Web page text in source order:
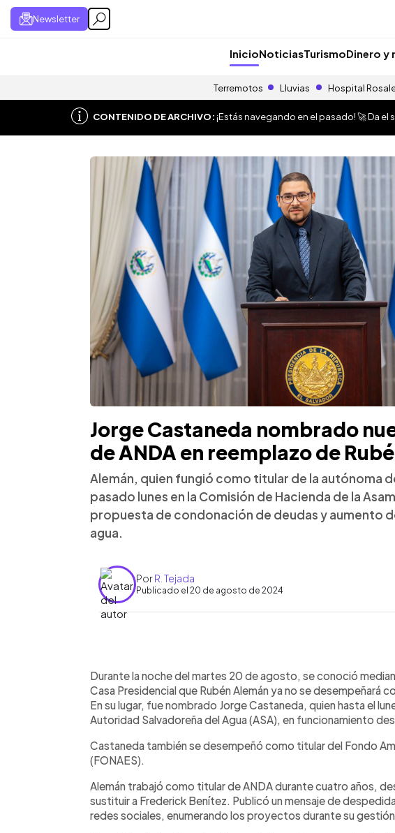
Newsletter
InicioNoticiasTurismoDinero y
Terremotos Lluvias Hospital
CONTENIDO DE ARCHIVO:¡Estás navegando en el pasado! 🚀 Da el
Jorge Castaneda nombrado
de ANDA en reemplazo de
Alemán, quien fungió como titular de la autónoma
pasado lunes en la Comisión de Hacienda de la
propuesta de condonación de deudas y aumento
agua.
PorR. Tejada
Publicado el 20 de agosto de 2024
► Escuchar artículo
Durante la noche del martes 20 de agosto, se conoció
Casa Presidencial que Rubén Alemán ya no se desempeñará
En su lugar, fue nombrado Jorge Castaneda, quien hasta el
Autoridad Salvadoreña del Agua (ASA), en funcionamiento
Castaneda también se desempeñó como titular del Fondo
(FONAES).
Alemán trabajó como titular de ANDA durante cuatro años,
sustituir a Frederick Benítez. Publicó un mensaje de
redes sociales, enumerando los proyectos durante su gestión.